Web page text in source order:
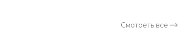
Смотреть все